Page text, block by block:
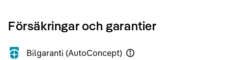
Försäkringar och garantier
Bilgaranti (AutoConcept)